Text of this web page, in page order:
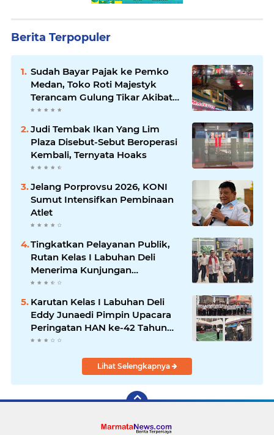
Berita Terpopuler
Sudah Bayar Pajak ke Pemko
Medan, Toko Roti Majestyk
Terancam Gulung Tikar Akibat
Akses Jalan Ditutup Pedagang
Angkringan
Judi Tembak Ikan Yang Lim
Plaza Disebut-Sebut Beroperasi
Kembali, Ternyata Hoaks
Jelang Porprovsu 2026, KONI
Sumut Intensifkan Pembinaan
Atlet
Tingkatkan Pelayanan Publik,
Rutan Kelas I Labuhan Deli
Menerima Kunjungan
Rombongan Staf Khusus
Menteri Imipas
Karutan Kelas I Labuhan Deli
Eddy Junaedi Pimpin Upacara
Peringatan HAN ke-42 Tahun
2026
Lihat Selengkapnya